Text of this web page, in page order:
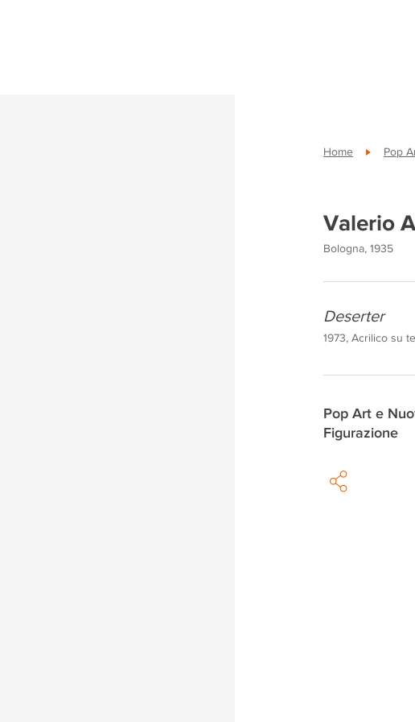
Home Pop
Valerio
Bologna, 1935
Deserter
1973, Acrilico su
Pop Art e
Figurazione